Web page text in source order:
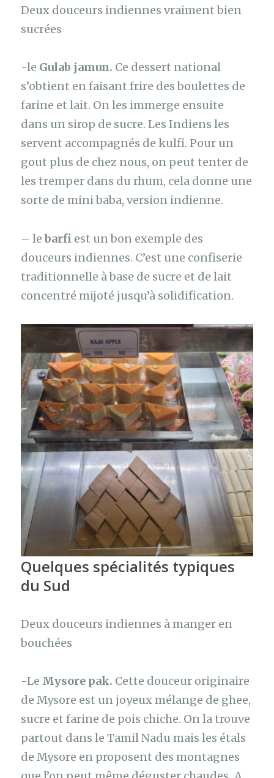
Deux douceurs indiennes vraiment bien
sucrées
-le Gulab jamun. Ce dessert national
s’obtient en faisant frire des boulettes de
farine et lait. On les immerge ensuite
dans un sirop de sucre. Les Indiens les
servent accompagnés de kulfi. Pour un
gout plus de chez nous, on peut tenter de
les tremper dans du rhum, cela donne une
sorte de mini baba, version indienne.
– lebarfi est un bon exemple des
douceurs indiennes. C’est une confiserie
traditionnelle à base de sucre et de lait
concentré mijoté jusqu’à solidification.
Quelques spécialités typiques
du Sud
Deux douceurs indiennes à manger en
bouchées
-Le Mysore pak. Cette douceur originaire
de Mysore est un joyeux mélange de ghee,
sucre et farine de pois chiche. On la trouve
partout dans le Tamil Nadu mais les étals
de Mysore en proposent des montagnes